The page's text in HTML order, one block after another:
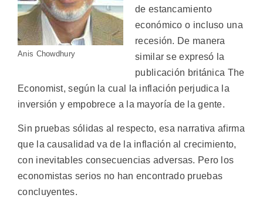
Anis Chowdhury
de estancamiento
económico o incluso una
recesión. De manera
similar se expresó la
publicación británica The
Economist, según la cual la inflación perjudica la
inversión y empobrece a la mayoría de la gente.
Sin pruebas sólidas al respecto, esa narrativa afirma
que la causalidad va de la inflación al crecimiento,
con inevitables consecuencias adversas. Pero los
economistas serios no han encontrado pruebas
concluyentes.